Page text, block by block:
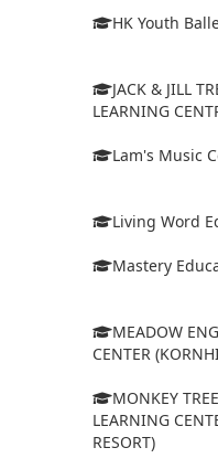
HK Youth
JACK & JILL
LEARNING
Lam's Music
Living Word
Mastery
MEADOW
CENTER
MONKEY
LEARNING
RESORT)